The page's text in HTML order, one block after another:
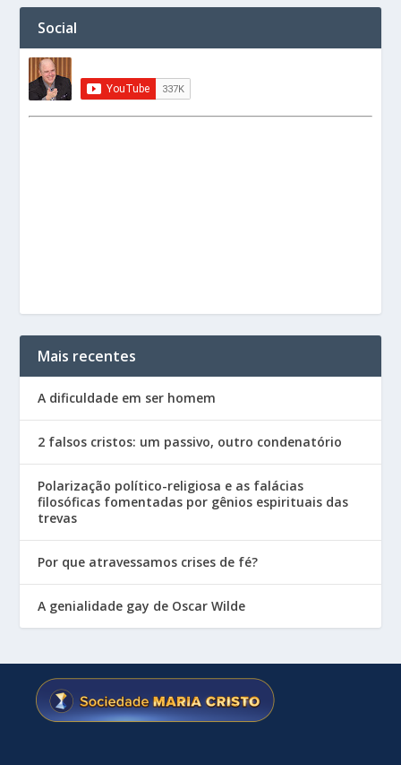
Social
Mais recentes
A dificuldade em ser homem
2 falsos cristos: um passivo, outro condenatório
Polarização político-religiosa e as falácias
filosóficas fomentadas por gênios espirituais das
trevas
Por que atravessamos crises de fé?
A genialidade gay de Oscar Wilde